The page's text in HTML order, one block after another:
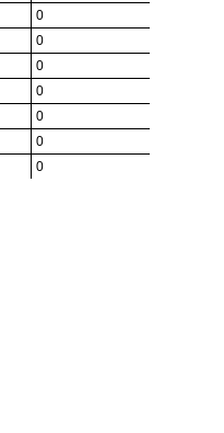
0
0
0
0
0
0
0